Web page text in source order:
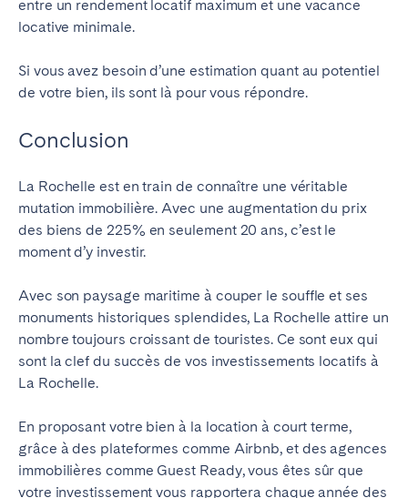
entre un rendement locatif maximum et une vacance
locative minimale.
Si vous avez besoin d’une estimation quant au potentiel
de votre bien, ils sont là pour vous répondre.
Conclusion
La Rochelle est en train de connaître une véritable
mutation immobilière. Avec une augmentation du prix
des biens de 225% en seulement 20 ans, c’est le
moment d’y investir.
Avec son paysage maritime à couper le souffle et ses
monuments historiques splendides, La Rochelle attire un
nombre toujours croissant de touristes. Ce sont eux qui
sont la clef du succès de vos investissements locatifs à
La Rochelle.
En proposant votre bien à la location à court terme,
grâce à des plateformes comme Airbnb, et des agences
immobilières comme Guest Ready, vous êtes sûr que
votre investissement vous rapportera chaque année des